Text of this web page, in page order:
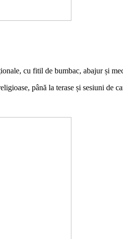
cu fitil de bumbac, abajur și
până la terase și sesiuni de